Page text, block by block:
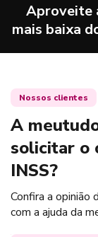
Aproveite
mais baixa
Nossos clientes
A
solicitar o
INSS?
Confira a opinião
com a ajuda da